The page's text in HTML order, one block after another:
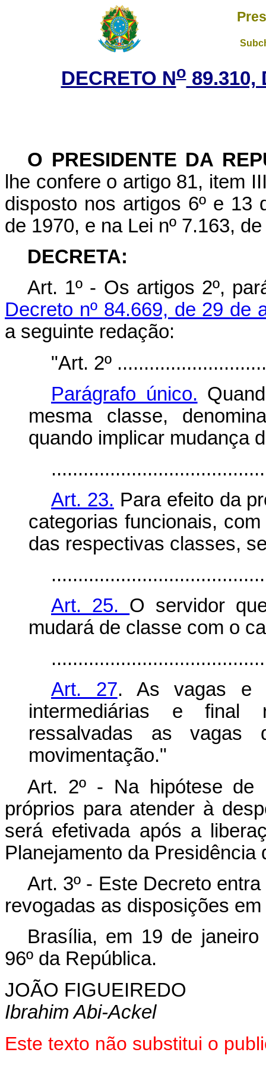
DECRETO No89.310,
O PRESIDENTE DA
lhe confere o artigo 81, item
disposto nos artigos 6º e 13
de 1970, e na Lei nº 7.163,
DECRETA:
Art. 1º - Os artigos 2º,
Decreto nº 84.669, de 29 de
a seguinte redação:
"Art. 2º
Parágrafo único.
mesma classe,
quando implicar mudança
Art. 23. Para efeito da
categorias funcionais,
das respectivas classes,
Art. 25. O servidor
mudará de classe com o
Art. 27. As vagas e
intermediárias e final
ressalvadas as vagas
movimentação."
Art. 2º - Na hipótese de
próprios para atender à
será efetivada após a
Planejamento da Presidência
Art. 3º - Este Decreto
revogadas as disposições
Brasília, em 19 de
96º da República.
JOÃO FIGUEIREDO
Ibrahim Abi-Ackel
Este texto não substitui o